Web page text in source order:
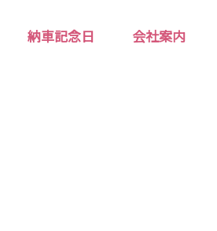
納車記念日 会社案内